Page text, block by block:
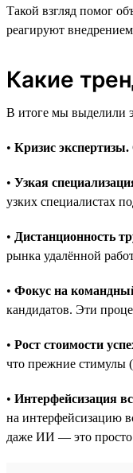
Такой взгляд помог
реагируют
Какие
В итоге мы выделили
• Кризис экспертизы.
• Узкая
узких специалистах
• Дистанционность
рынка удалённой
• Фокус на
кандидатов. Эти
• Рост стоимости
что прежние стимулы
• Интерфейсизация
на интерфейсизацию
даже ИИ — это